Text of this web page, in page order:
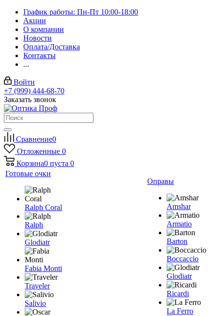
График работы: Пн-Пт 10:00-18:00
Акции
О компании
Новости
Оплата/Доставка
Контакты
...
Войти
+7 (999) 444-68-70
Заказать звонок
Сравнение0
Отложенные 0
Корзина0 пуста 0
Готовые очки
Ralph Coral
Ralph
Glodiatr
Fabia Monti
Traveler
Salivio
Оправы
Amshar
Armatio
Barton
Boccaccio
Glodiatr
Ricardi
La Ferro